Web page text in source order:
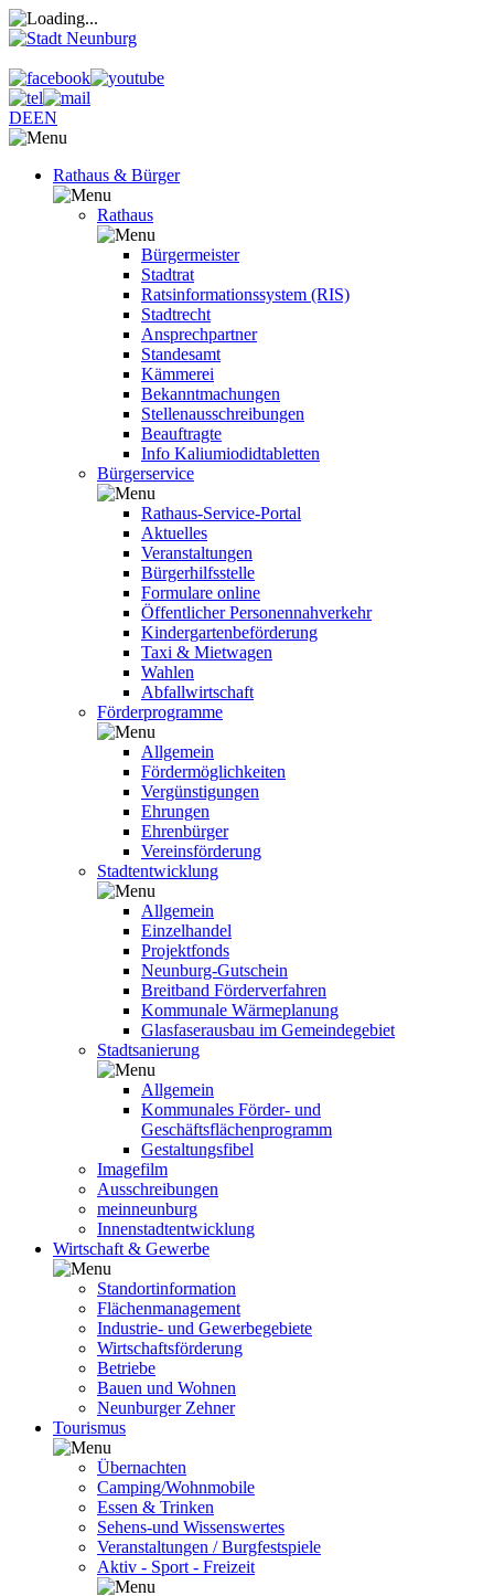
DEEN
Rathaus & Bürger
Rathaus
Bürgermeister
Stadtrat
Ratsinformationssystem (RIS)
Stadtrecht
Ansprechpartner
Standesamt
Kämmerei
Bekanntmachungen
Stellenausschreibungen
Beauftragte
Info Kaliumiodidtabletten
Bürgerservice
Rathaus-Service-Portal
Aktuelles
Veranstaltungen
Bürgerhilfsstelle
Formulare online
Öffentlicher Personennahverkehr
Kindergartenbeförderung
Taxi & Mietwagen
Wahlen
Abfallwirtschaft
Förderprogramme
Allgemein
Fördermöglichkeiten
Vergünstigungen
Ehrungen
Ehrenbürger
Vereinsförderung
Stadtentwicklung
Allgemein
Einzelhandel
Projektfonds
Neunburg-Gutschein
Breitband Förderverfahren
Kommunale Wärmeplanung
Glasfaserausbau im Gemeindegebiet
Stadtsanierung
Allgemein
Kommunales Förder- und
Geschäftsflächenprogramm
Gestaltungsfibel
Imagefilm
Ausschreibungen
meinneunburg
Innenstadtentwicklung
Wirtschaft & Gewerbe
Standortinformation
Flächenmanagement
Industrie- und Gewerbegebiete
Wirtschaftsförderung
Betriebe
Bauen und Wohnen
Neunburger Zehner
Tourismus
Übernachten
Camping/Wohnmobile
Essen & Trinken
Sehens-und Wissenswertes
Veranstaltungen / Burgfestspiele
Aktiv - Sport - Freizeit